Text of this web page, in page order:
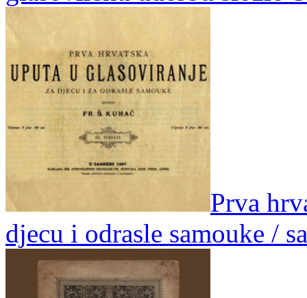
Prva
djecu i odrasle samouke /